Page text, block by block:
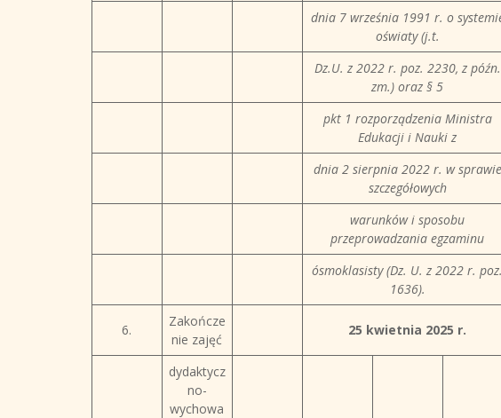
dnia 7 września 1991 r. o
oświaty (j.t.
Dz.U. z 2022 r. poz. 2230, z późn.
zm.) oraz § 5
pkt 1 rozporządzenia Ministra
Edukacji i Nauki z
dnia 2 sierpnia 2022 r. w sprawie
szczegółowych
warunków i sposobu
przeprowadzania egzaminu
ósmoklasisty (Dz. U. z 2022 r.
1636).
6.
Zakończe
nie zajęć
25 kwietnia 2025 r.
dydaktycz
no-
wychowa